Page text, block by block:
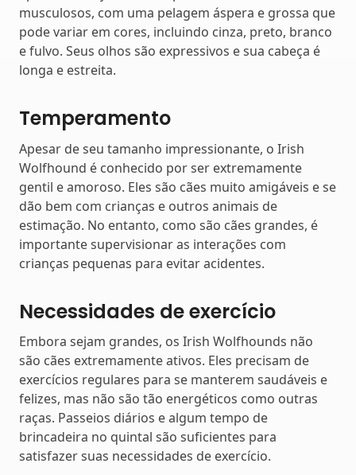
musculosos, com uma pelagem áspera e grossa que
pode variar em cores, incluindo cinza, preto, branco
e fulvo. Seus olhos são expressivos e sua cabeça é
longa e estreita.
Temperamento
Apesar de seu tamanho impressionante, o Irish
Wolfhound é conhecido por ser extremamente
gentil e amoroso. Eles são cães muito amigáveis e se
dão bem com crianças e outros animais de
estimação. No entanto, como são cães grandes, é
importante supervisionar as interações com
crianças pequenas para evitar acidentes.
Necessidades de exercício
Embora sejam grandes, os Irish Wolfhounds não
são cães extremamente ativos. Eles precisam de
exercícios regulares para se manterem saudáveis e
felizes, mas não são tão energéticos como outras
raças. Passeios diários e algum tempo de
brincadeira no quintal são suficientes para
satisfazer suas necessidades de exercício.